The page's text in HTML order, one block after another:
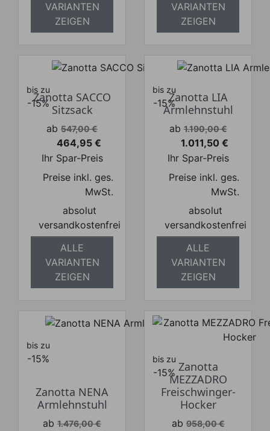
VARIANTEN
ZEIGEN
VARIANTEN
ZEIGEN
bis zu
-15%
Zanotta SACCO
Sitzsack
Verkaufspreis
ab 547,00 €
Preis
464,95 €
Ihr Spar-Preis
Preise inkl. ges.
MwSt.
absolut
versandkostenfrei
ALLE
VARIANTEN
ZEIGEN
bis zu
-15%Zanotta LIA
Armlehnstuhl
Verkaufspreis
ab 1.190,00 €
Preis
1.011,50 €
Ihr Spar-Preis
Preise inkl. ges.
MwSt.
absolut
versandkostenfrei
ALLE
VARIANTEN
ZEIGEN
bis zu
-15%
Zanotta NENA
Armlehnstuhl
Verkaufspreis
ab 1.476,00 €
bis zu
-15% Zanotta
MEZZADRO
Freischwinger-
Hocker
Verkaufspreis
ab 958,00 €